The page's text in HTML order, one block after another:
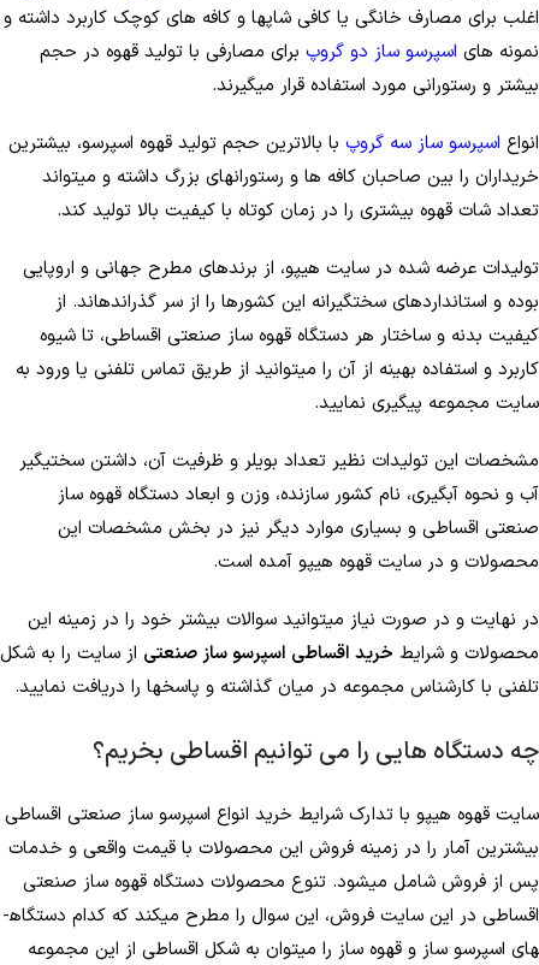
اغلب برای مصارف خانگی یا کافی شاپ­ها و کافه های کوچک کاربرد داشته و
نمونه­ های اسپرسو ساز دو گروپ برای مصارفی با تولید قهوه در حجم
بیشتر و رستورانی مورد استفاده قرار می­گیرند.
انواع اسپرسو ساز سه گروپ با بالاترین حجم تولید قهوه اسپرسو، بیشترین
خریداران را بین صاحبان کافه­ ها و رستوران­های بزرگ داشته و می­تواند
تعداد شات قهوه بیشتری را در زمان کوتاه با کیفیت بالا تولید کند.
تولیدات عرضه شده در سایت هیپو، از برندهای مطرح جهانی و اروپایی
بوده و استانداردهای سختگیرانه این کشورها را از سر گذرانده­اند. از
کیفیت بدنه و ساختار هر دستگاه قهوه ساز صنعتی اقساطی، تا شیوه
کاربرد و استفاده بهینه از آن را می­توانید از طریق تماس تلفنی یا ورود به
سایت مجموعه پیگیری نمایید.
مشخصات این تولیدات نظیر تعداد بویلر و ظرفیت آن، داشتن سختی­گیر
آب و نحوه آبگیری، نام کشور سازنده، وزن و ابعاد دستگاه قهوه ساز
صنعتی اقساطی و بسیاری موارد دیگر نیز در بخش مشخصات این
محصولات و در سایت قهوه هیپو آمده است.
در نهایت و در صورت نیاز می­توانید سوالات بیشتر خود را در زمینه این
محصولات و شرایط خرید اقساطی اسپرسو ساز صنعتی از سایت را به شکل
تلفنی با کارشناس مجموعه در میان گذاشته و پاسخ­ها را دریافت نمایید.
چه دستگاه هایی را می توانیم اقساطی بخریم؟
سایت قهوه هیپو با تدارک شرایط خرید انواع اسپرسو ساز صنعتی اقساطی
بیشترین آمار را در زمینه فروش این محصولات با قیمت واقعی و خدمات
پس از فروش شامل می­شود. تنوع محصولات دستگاه قهوه ساز صنعتی
اقساطی در این سایت فروش، این سوال را مطرح می­کند که کدام دستگاه­
های اسپرسو ساز و قهوه ساز را می­توان به شکل اقساطی از این مجموعه